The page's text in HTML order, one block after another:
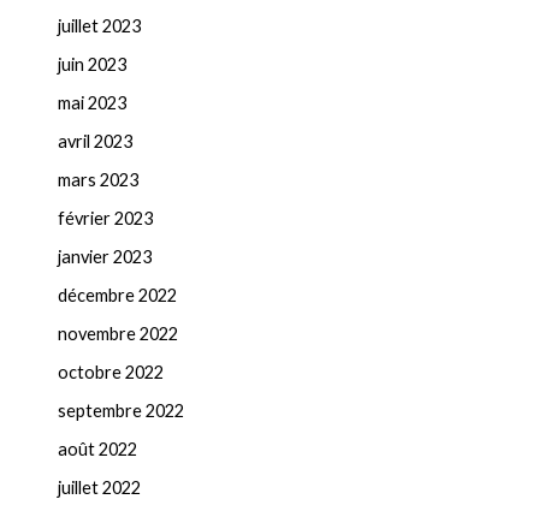
juillet 2023
juin 2023
mai 2023
avril 2023
mars 2023
février 2023
janvier 2023
décembre 2022
novembre 2022
octobre 2022
septembre 2022
août 2022
juillet 2022